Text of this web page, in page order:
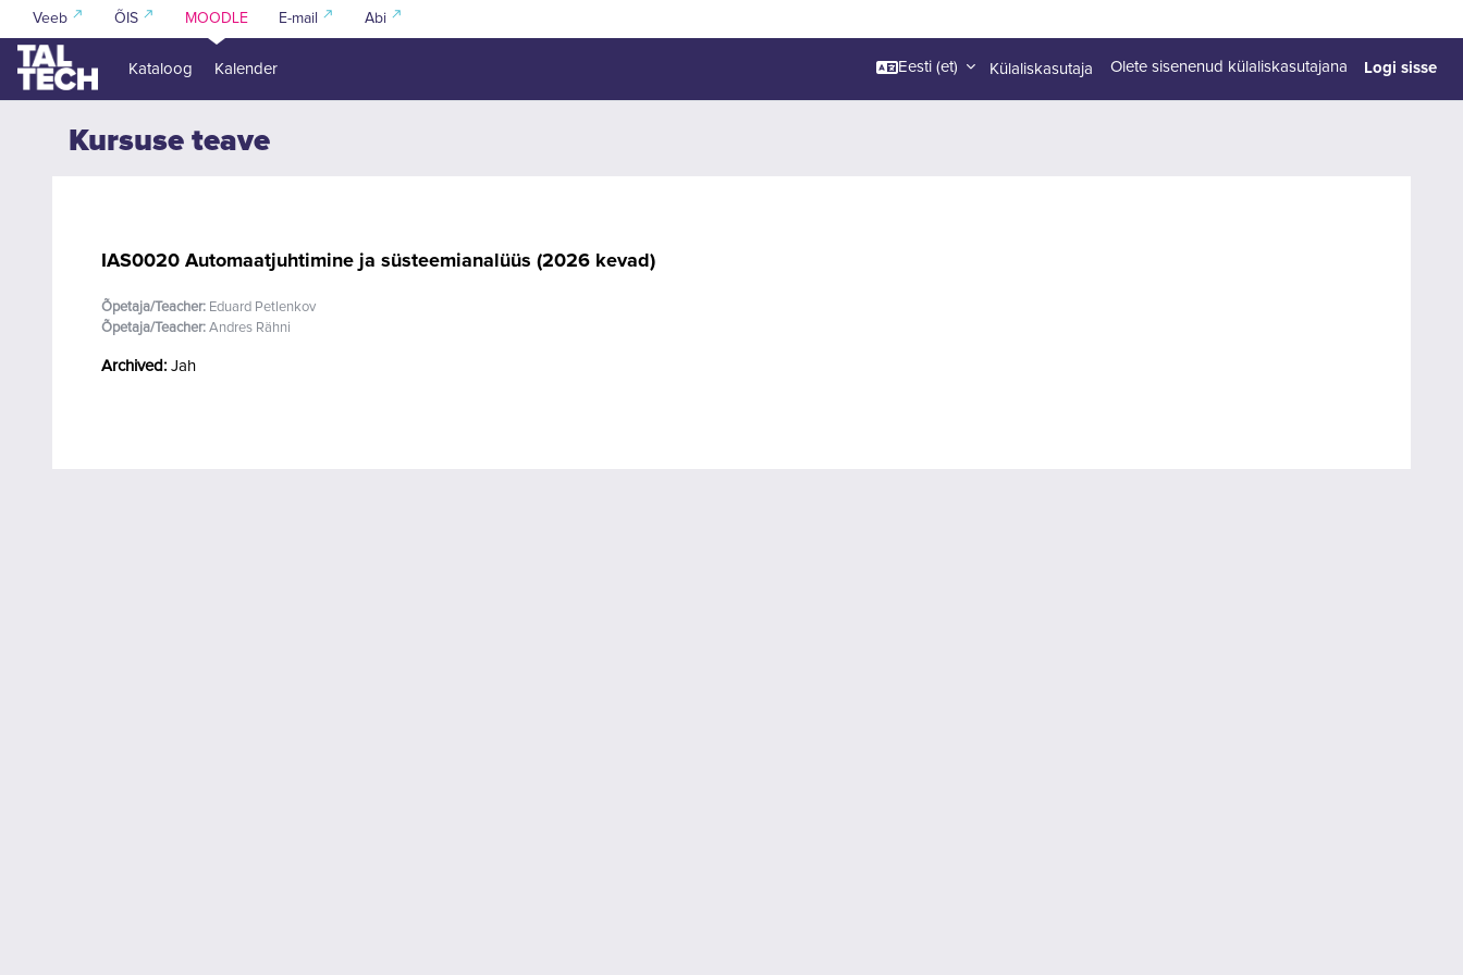
Jäta vahele peasisuni
Veeb ÕIS MOODLE E-mail Abi
Kataloog Kalender Eesti ‎(et)‎ Külaliskasutaja Olete sisenenud külaliskasutajana Logi sisse
Kursuse teave
IAS0020 Automaatjuhtimine ja süsteemianalüüs (2026 kevad)
Õpetaja/Teacher: Eduard Petlenkov
Õpetaja/Teacher: Andres Rähni
Archived : Jah